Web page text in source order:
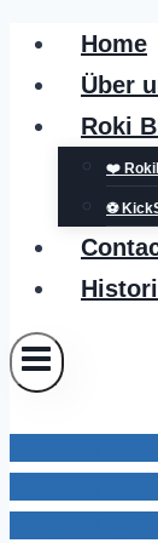
Zum
Inhalt
springen
Home
Über
Roki
❤️
⚽